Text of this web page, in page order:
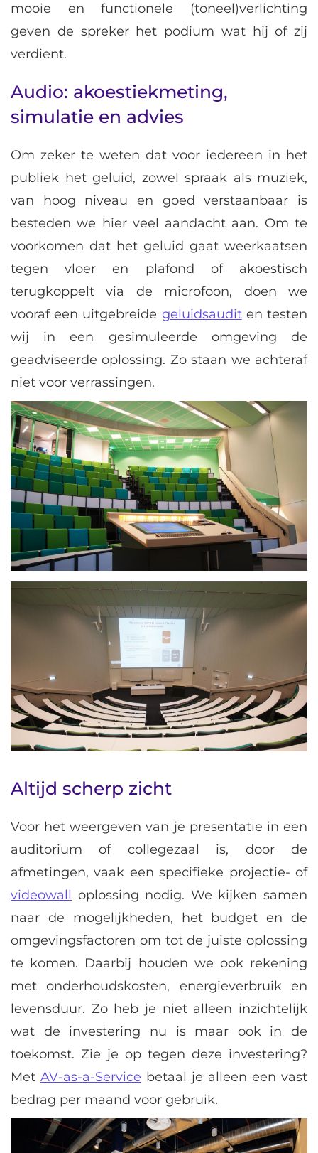
mooie en functionele (toneel)verlichting
geven de spreker het podium wat hij of zij
verdient.
Audio: akoestiekmeting,
simulatie en advies
Om zeker te weten dat voor iedereen in het
publiek het geluid, zowel spraak als muziek,
van hoog niveau en goed verstaanbaar is
besteden we hier veel aandacht aan. Om te
voorkomen dat het geluid gaat weerkaatsen
tegen vloer en plafond of akoestisch
terugkoppelt via de microfoon, doen we
vooraf een uitgebreide geluidsauditen testen
wij in een gesimuleerde omgeving de
geadviseerde oplossing. Zo staan we achteraf
niet voor verrassingen.
Altijd scherp zicht
Voor het weergeven van je presentatie in een
auditorium of collegezaal is, door de
afmetingen, vaak een specifieke projectie- of
videowall oplossing nodig. We kijken samen
naar de mogelijkheden, het budget en de
omgevingsfactoren om tot de juiste oplossing
te komen. Daarbij houden we ook rekening
met onderhoudskosten, energieverbruik en
levensduur. Zo heb je niet alleen inzichtelijk
wat de investering nu is maar ook in de
toekomst. Zie je op tegen deze investering?
Met AV-as-a-Service betaal je alleen een vast
bedrag per maand voor gebruik.